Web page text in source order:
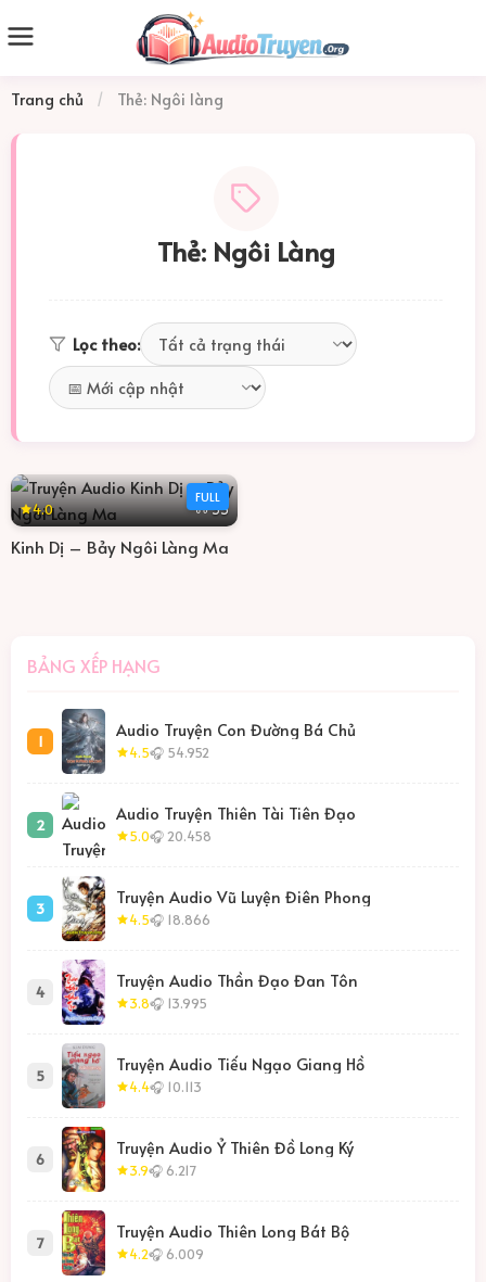
Trang chủ / Thẻ: Ngôi làng
Thẻ: Ngôi Làng
Lọc theo:
FULL
4.0 33
Kinh Dị – Bảy Ngôi Làng Ma
BẢNG XẾP HẠNG
1
Audio Truyện Con Đường Bá Chủ
4.5🎧 54.952
2
Audio Truyện Thiên Tài Tiên Đạo
5.0🎧 20.458
3
Truyện Audio Vũ Luyện Điên Phong
4.5🎧 18.866
4
Truyện Audio Thần Đạo Đan Tôn
3.8🎧 13.995
5
Truyện Audio Tiếu Ngạo Giang Hồ
4.4🎧 10.113
6
Truyện Audio Ỷ Thiên Đồ Long Ký
3.9🎧 6.217
7
Truyện Audio Thiên Long Bát Bộ
4.2🎧 6.009